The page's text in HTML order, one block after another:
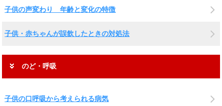
子供の声変わり 年齢と変化の特徴
子供・赤ちゃんが誤飲したときの対処法
のど・呼吸
子供の口呼吸から考えられる病気